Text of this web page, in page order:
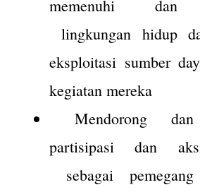
memenuhi dan
lingkungan hidup
eksploitasi sumber
kegiatan mereka
Mendorong dan
partisipasi dan
sebagai